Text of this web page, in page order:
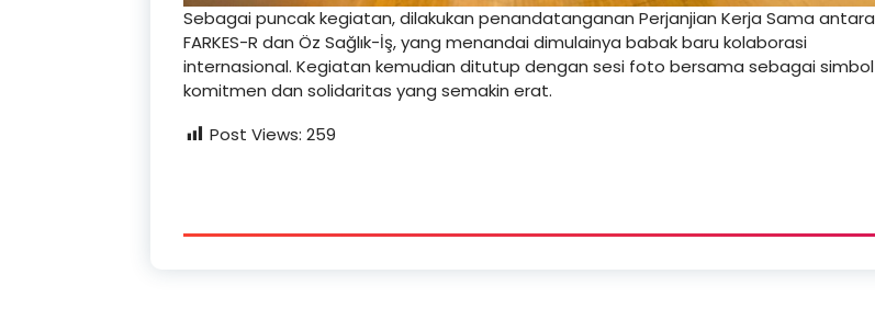
Sebagai puncak kegiatan, dilakukan penandatanganan Perjanjian Kerja Sama antara
FARKES-R dan Öz Sağlık-İş, yang menandai dimulainya babak baru kolaborasi
internasional. Kegiatan kemudian ditutup dengan sesi foto bersama sebagai simbol
komitmen dan solidaritas yang semakin erat.
Post Views: 259